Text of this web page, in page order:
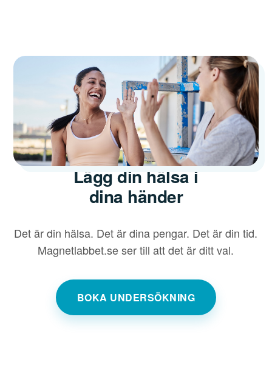
Lägg din hälsa i
dina händer
Det är din hälsa. Det är dina pengar. Det är din tid.
Magnetlabbet.se ser till att det är ditt val.
BOKA UNDERSÖKNING